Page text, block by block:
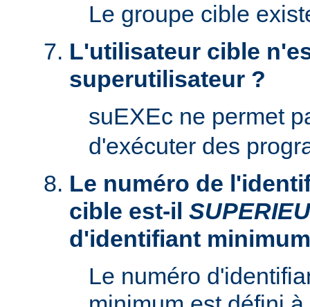
Le groupe cible
L'utilisateur cible
superutilisateur ?
suEXEc ne permet
d'exécuter des
Le numéro de
cible est-il
d'identifiant
Le numéro